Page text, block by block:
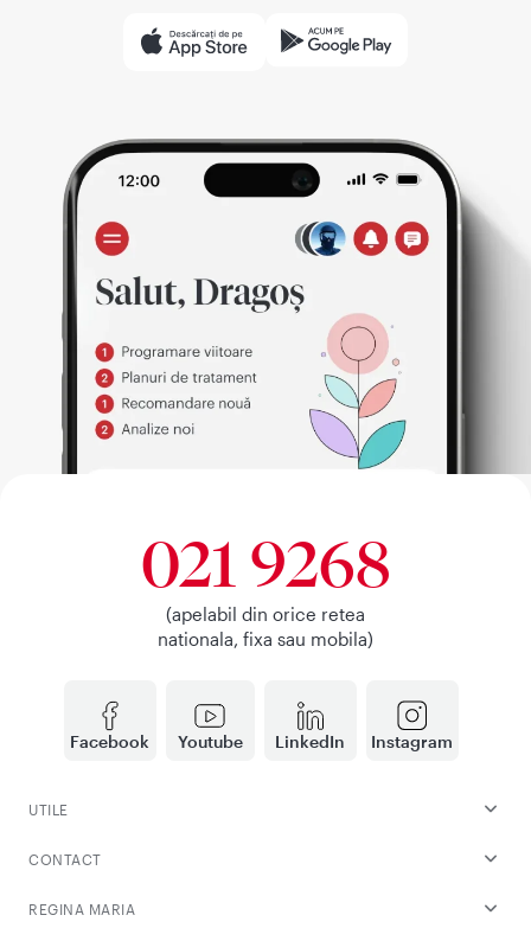
Facebook Youtube LinkedIn Instagram
021 9268
(apelabil din orice retea
nationala, fixa sau mobila)
UTILE
CONTACT
REGINA MARIA